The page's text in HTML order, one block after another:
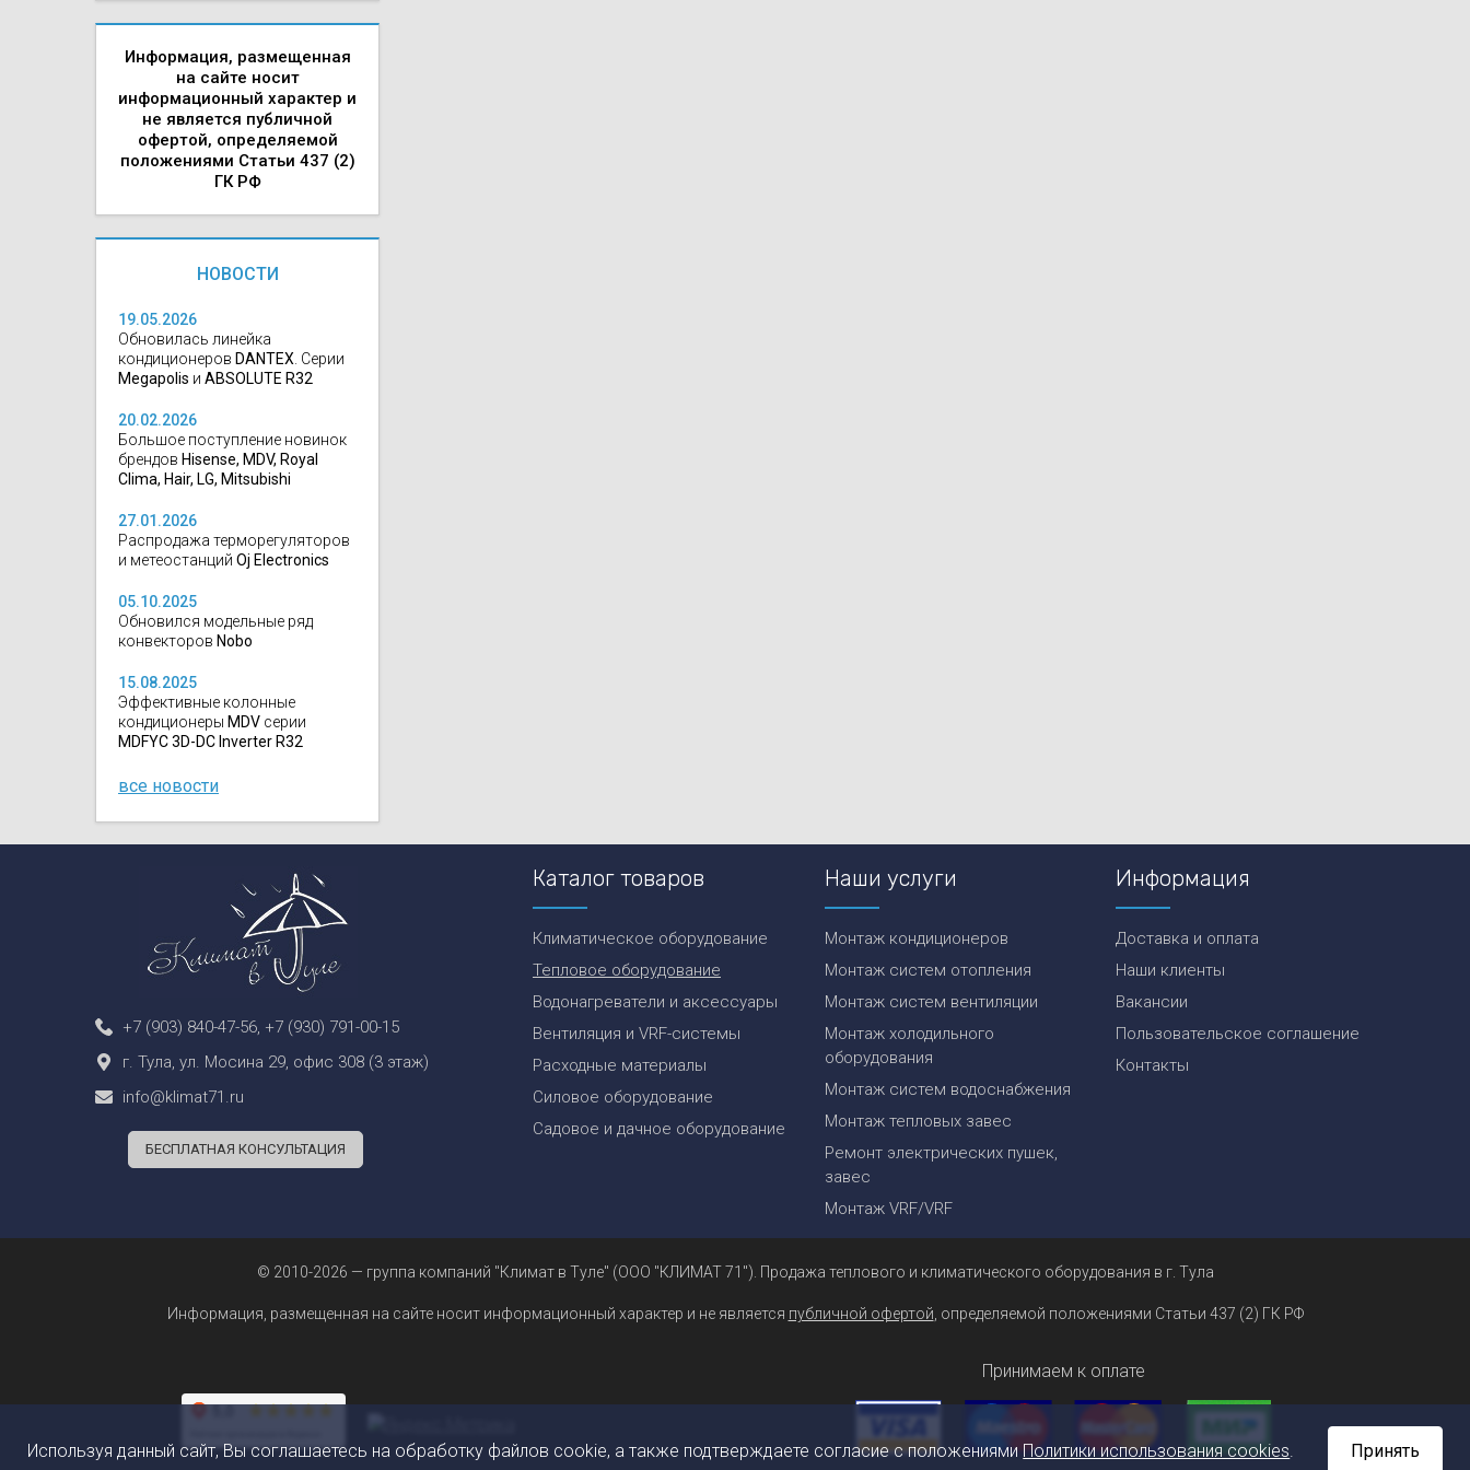
Информация, размещенная
на сайте носит
информационный характер и
не является публичной
офертой, определяемой
положениями Статьи 437 (2)
ГК РФ
НОВОСТИ
19.05.2026
Обновилась линейка
кондиционеров DANTEX. Серии
Megapolis и ABSOLUTE R32
20.02.2026
Большое поступление новинок
брендов Hisense, MDV, Royal
Clima, Hair, LG, Mitsubishi
27.01.2026
Распродажа терморегуляторов
и метеостанций Oj Electronics
05.10.2025
Обновился модельные ряд
конвекторов Nobo
15.08.2025
Эффективные колонные
кондиционеры MDV серии
MDFYC 3D-DC Inverter R32
все новости
+7 (903) 840-47-56, +7 (930) 791-00-15
г. Тула, ул. Мосина 29, офис 308 (3 этаж)
info@klimat71.ru
БЕСПЛАТНАЯ КОНСУЛЬТАЦИЯ
Каталог товаров
Климатическое оборудование
Тепловое оборудование
Водонагреватели и аксессуары
Вентиляция и VRF-системы
Расходные материалы
Силовое оборудование
Садовое и дачное оборудование
Наши услуги
Монтаж кондиционеров
Монтаж систем отопления
Монтаж систем вентиляции
Монтаж холодильного
оборудования
Монтаж систем водоснабжения
Монтаж тепловых завес
Ремонт электрических пушек,
завес
Монтаж VRF/VRF
Информация
Доставка и оплата
Наши клиенты
Вакансии
Пользовательское соглашение
Контакты
© 2010-2026 — группа компаний "Климат в Туле" (ООО "КЛИМАТ 71"). Продажа теплового и климатического оборудования в г. Тула
Информация, размещенная на сайте носит информационный характер и не является публичной офертой, определяемой положениями Статьи 437 (2) ГК РФ
Принимаем к оплате
Используя данный сайт, Вы соглашаетесь на обработку файлов cookie, а также подтверждаете согласие с положениямиПолитики использования cookies. Принять